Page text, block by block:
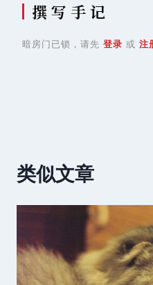
撰 写 手 记
暗房门已锁，请先 登录 或 注
类似文章